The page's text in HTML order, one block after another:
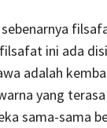
ini ada
adalah
yang
sama-sama